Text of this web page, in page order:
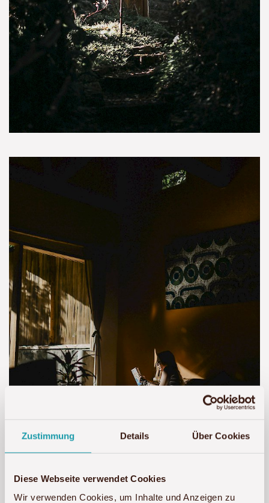
Zustimmung Details Über Cookies
Diese Webseite verwendet Cookies
Wir verwenden Cookies, um Inhalte und Anzeigen zu